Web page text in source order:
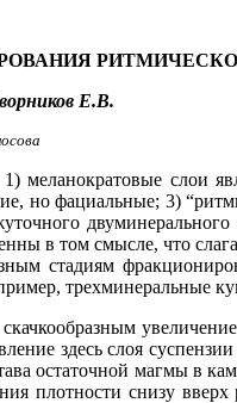
Е.В.
меланократовые слои
но фациальные; 3)
в том смысле, что
стадиям
трехминеральные
здесь слоя
остаточной магмы в
плотности снизу